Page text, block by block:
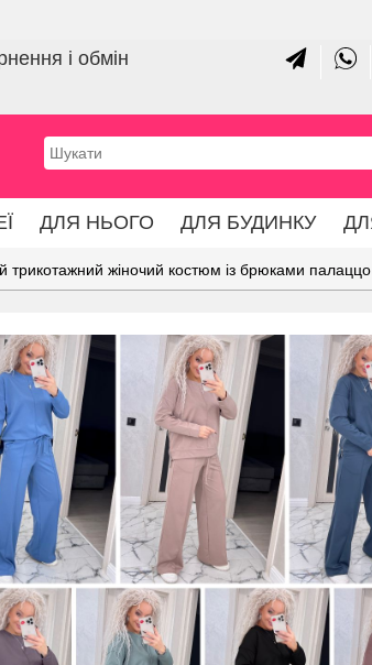
і обмін
ДЛЯ НЬОГО ДЛЯ БУДИНКУ
трикотажний жіночий костюм із брюками